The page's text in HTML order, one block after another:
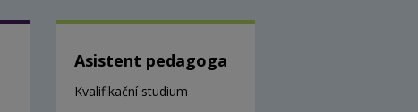
Asistent pedagoga
Kvalifikační studium